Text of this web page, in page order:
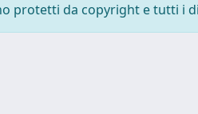
protetti da copyright e tutti i